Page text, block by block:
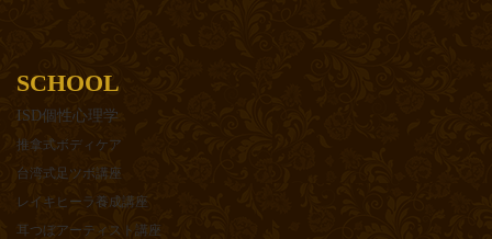
SCHOOL
ISD個性心理学
推拿式ボディケア
台湾式足ツボ講座
レイキヒーラ養成講座
耳つぼアーティスト講座